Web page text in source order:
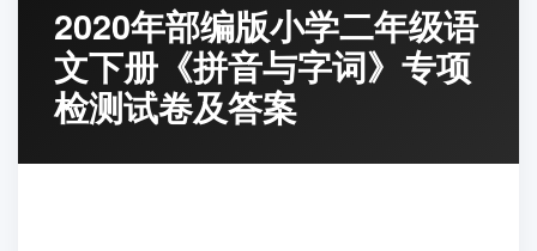
2020年部编版小学二年级语
文下册《拼音与字词》专项
检测试卷及答案